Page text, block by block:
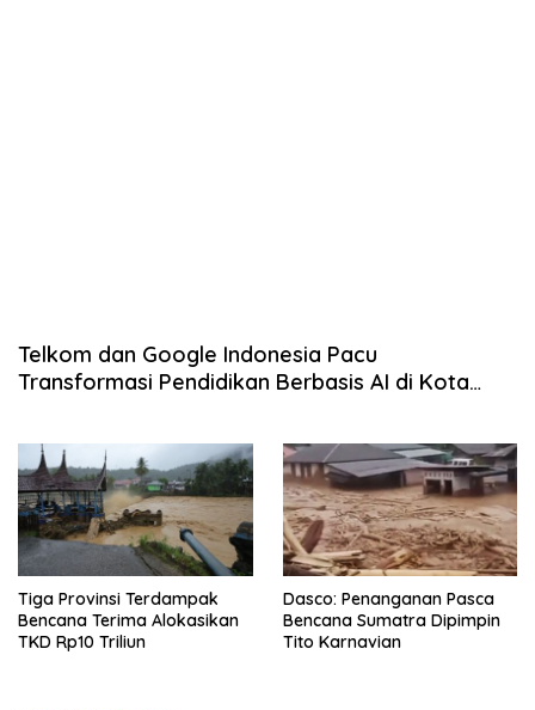
Telkom dan Google Indonesia Pacu
Transformasi Pendidikan Berbasis AI di Kota
Tiga Provinsi Terdampak
Bencana Terima Alokasikan
TKD Rp10 Triliun
Dasco: Penanganan Pasca
Bencana Sumatra Dipimpin
Tito Karnavian